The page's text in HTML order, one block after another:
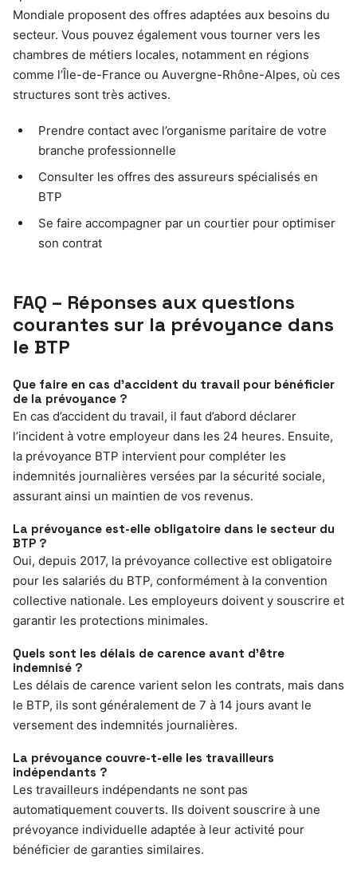
Mondiale proposent des offres adaptées aux besoins du
secteur. Vous pouvez également vous tourner vers les
chambres de métiers locales, notamment en régions
comme l’Île-de-France ou Auvergne-Rhône-Alpes, où ces
structures sont très actives.
Prendre contact avec l’organisme paritaire de votre
branche professionnelle
Consulter les offres des assureurs spécialisés en
BTP
Se faire accompagner par un courtier pour optimiser
son contrat
FAQ – Réponses aux questions
courantes sur la prévoyance dans
le BTP
Que faire en cas d’accident du travail pour bénéficier
de la prévoyance ?
En cas d’accident du travail, il faut d’abord déclarer
l’incident à votre employeur dans les 24 heures. Ensuite,
la prévoyance BTP intervient pour compléter les
indemnités journalières versées par la sécurité sociale,
assurant ainsi un maintien de vos revenus.
La prévoyance est-elle obligatoire dans le secteur du
BTP ?
Oui, depuis 2017, la prévoyance collective est obligatoire
pour les salariés du BTP, conformément à la convention
collective nationale. Les employeurs doivent y souscrire et
garantir les protections minimales.
Quels sont les délais de carence avant d’être
indemnisé ?
Les délais de carence varient selon les contrats, mais dans
le BTP, ils sont généralement de 7 à 14 jours avant le
versement des indemnités journalières.
La prévoyance couvre-t-elle les travailleurs
indépendants ?
Les travailleurs indépendants ne sont pas
automatiquement couverts. Ils doivent souscrire à une
prévoyance individuelle adaptée à leur activité pour
bénéficier de garanties similaires.